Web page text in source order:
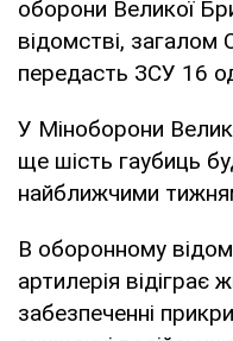
оборони Великої
відомстві, загалом
передасть ЗСУ 16
У Міноборони
ще шість гаубиць
найближчими
В оборонному
артилерія
забезпеченні